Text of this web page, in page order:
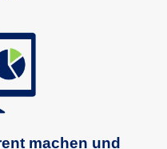
machen und